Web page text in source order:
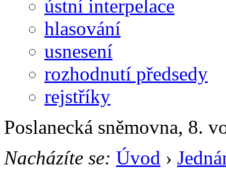
ústní interpelace
hlasování
usnesení
rozhodnutí předsedy
rejstříky
Poslanecká sněmovna, 8.
Nacházíte se: Úvod ›